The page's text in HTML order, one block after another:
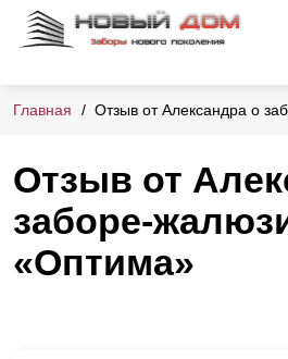
Главная Отзыв от Александра о
Отзыв от
заборе-
«Оптима»